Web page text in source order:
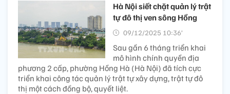
Hà Nội siết chặt quản lý trật
tự đô thị ven sông Hồng
09/12/2025 10:36’
Sau gần 6 tháng triển khai
mô hình chính quyền địa
phương 2 cấp, phường Hồng Hà (Hà Nội) đã tích cực
triển khai công tác quản lý trật tự xây dựng, trật tự đô
thị một cách đồng bộ, quyết liệt.